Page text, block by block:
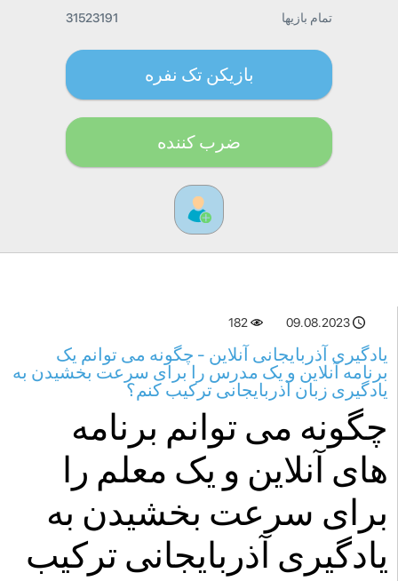
تمام بازیها 31523191
بازیکن تک نفره
ضرب کننده
09.08.2023
182
یادگیری آذربایجانی آنلاین - چگونه می توانم یک
برنامه آنلاین و یک مدرس را برای سرعت بخشیدن به
یادگیری زبان آذربایجانی ترکیب کنم؟
چگونه می توانم برنامه
های آنلاین و یک معلم را
برای سرعت بخشیدن به
یادگیری آذربایجانی ترکیب